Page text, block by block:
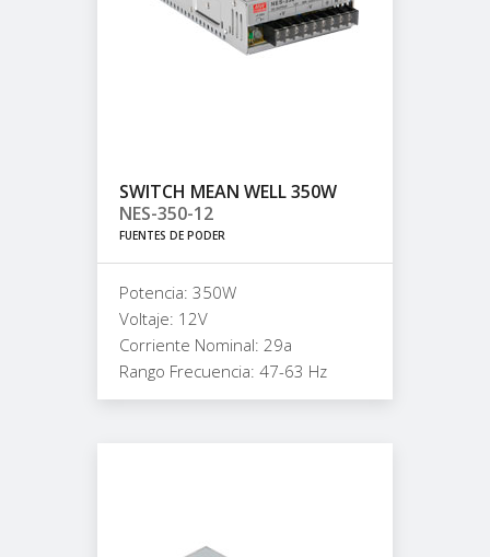
SWITCH MEAN WELL 350W
NES-350-12
FUENTES DE PODER
Potencia: 350W
Voltaje: 12V
Corriente Nominal: 29a
Rango Frecuencia: 47-63 Hz